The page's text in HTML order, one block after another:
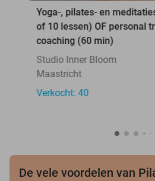
Yoga-, pilates- en
of 10 lessen) OF personal
coaching (60 min)
Studio Inner Bloom
Maastricht
Verkocht: 40
De vele voordelen van